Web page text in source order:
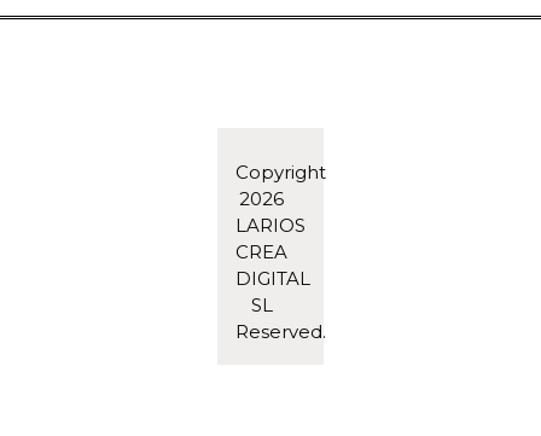
Copyright
2026
LARIOS
CREA
DIGITAL
SL
Reserved.